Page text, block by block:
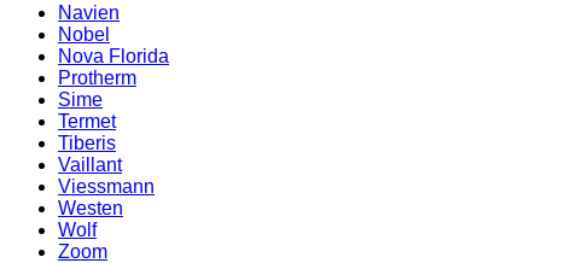
Navien
Nobel
Nova Florida
Protherm
Sime
Termet
Tiberis
Vaillant
Viessmann
Westen
Wolf
Zoom